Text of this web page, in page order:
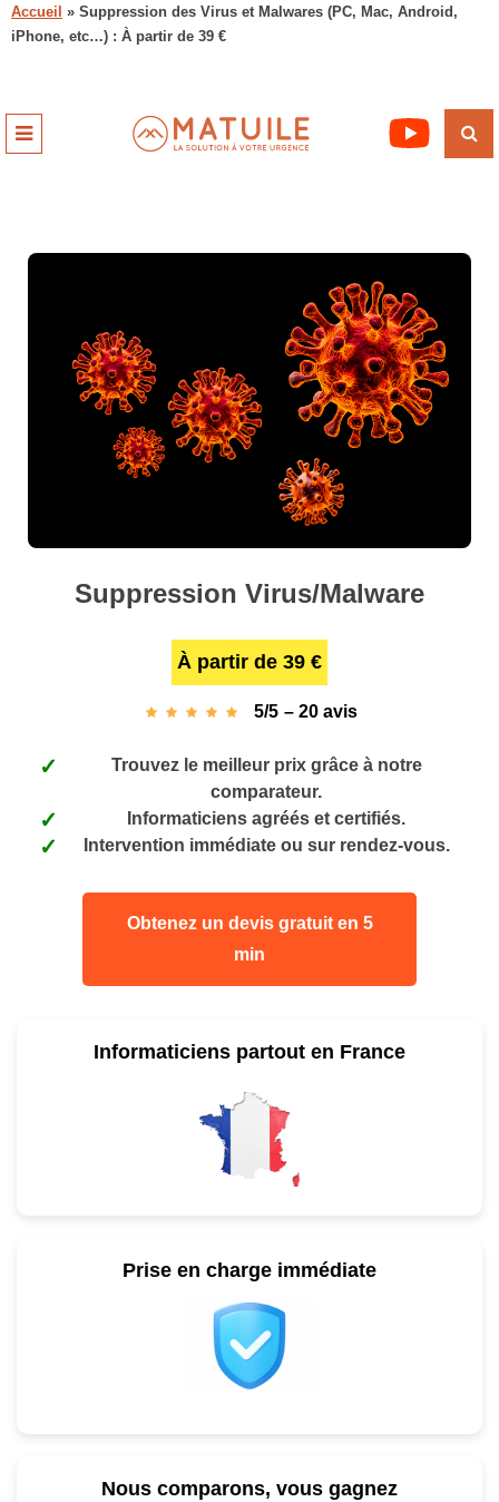
Accueil » Suppression des Virus et Malwares (PC, Mac, Android,
iPhone, etc…) : À partir de 39 €
Suppression Virus/Malware
À partir de 39 €
5/5 – 20 avis
Trouvez le meilleur prix grâce à notre
comparateur.
Informaticiens agréés et certifiés.
Intervention immédiate ou sur rendez-vous.
Obtenez un devis gratuit en 5
min
Informaticiens partout en France
Prise en charge immédiate
Nous comparons, vous gagnez